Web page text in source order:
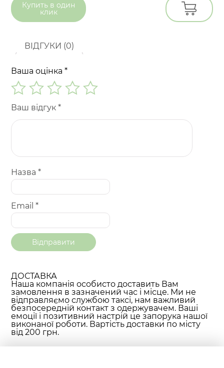
Купить в один
клик
ВІДГУКИ (0)
Ваша оцінка*
Ваш відгук*
Назва*
Email*
ДОСТАВКА
Наша компанія особисто доставить Вам
замовлення в зазначений час і місце. Ми не
відправляємо службою таксі, нам важливий
безпосередній контакт з одержувачем. Ваші
емоції і позитивний настрій це запорука нашої
виконаної роботи. Вартість доставки по місту
від 200 грн.